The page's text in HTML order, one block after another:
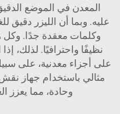
المعدن في الموضع
عليه. وبما أن الليزر دقيق
وكلمات معقدة جدًا. وكل
نظيفًا واحترافيًا. لذلك،
على أجزاء معدنية، على
مثالي باستخدام جهاز
وحادة، مما يعزز